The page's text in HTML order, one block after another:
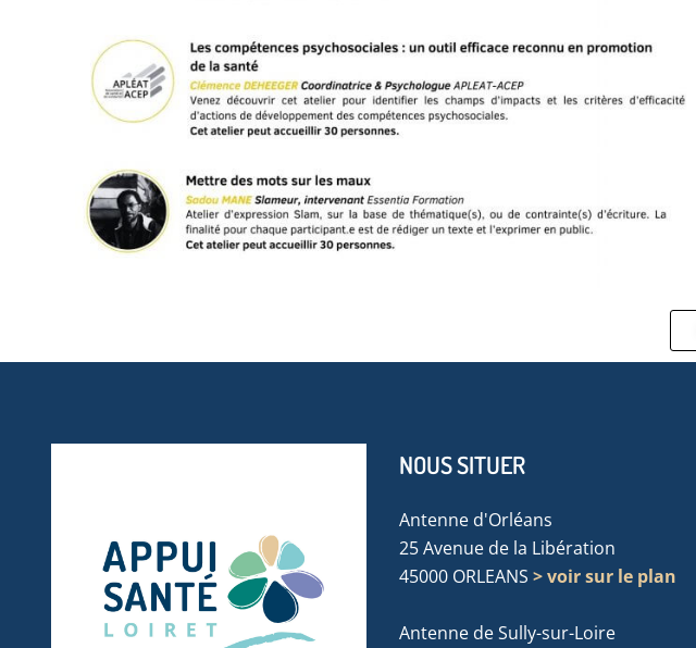
NOUS SITUER
Antenne d'Orléans
25 Avenue de la Libération
45000 ORLEANS > voir sur le plan
Antenne de Sully-sur-Loire